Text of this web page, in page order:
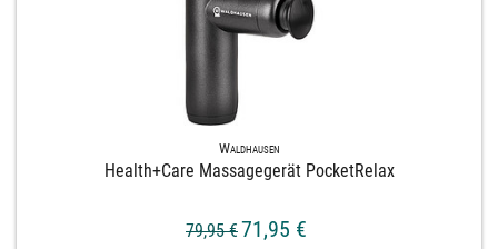
Waldhausen
Health+​Care Massagegerät PocketRelax
79,95 €71,95 €